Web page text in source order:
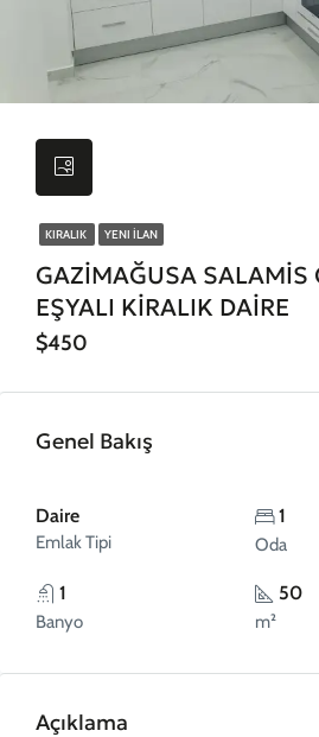
KIRALIK YENI İLAN
GAZİMAĞUSA SALAMİS
EŞYALI KİRALIK DAİRE
$450
Genel Bakış
Daire
Emlak Tipi
1
Oda
1
Banyo
50
m²
Açıklama